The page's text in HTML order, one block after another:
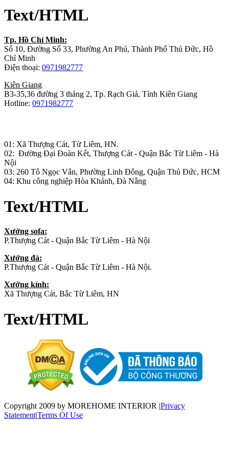
Text/HTML
Tp. Hồ Chí Minh:
Số 10, Đường Số 33, Phường An Phú, Thành Phố Thủ Đức, Hồ
Chí Minh
Điện thoại: 0971982777
Kiên Giang
B3-35,36 đường 3 tháng 2, Tp. Rạch Giá, Tỉnh Kiên Giang
Hotline: 0971982777
01: Xã Thượng Cát, Từ Liêm, HN.
02: Đường Đại Đoàn Kết, Thượng Cát - Quận Bắc Từ Liêm - Hà
Nội
03: 260 Tô Ngọc Vân, Phường Linh Đông, Quận Thủ Đức, HCM
04: Khu công nghiệp Hòa Khánh, Đà Nẵng
Text/HTML
Xưởng sofa:
P.Thượng Cát - Quận Bắc Từ Liêm - Hà Nội
Xưởng đá:
P.Thượng Cát - Quận Bắc Từ Liêm - Hà Nội.
Xưởng kính:
Xã Thượng Cát, Bắc Từ Liêm, HN
Text/HTML
Copyright 2009 by MOREHOME INTERIOR |Privacy
Statement|Terms Of Use